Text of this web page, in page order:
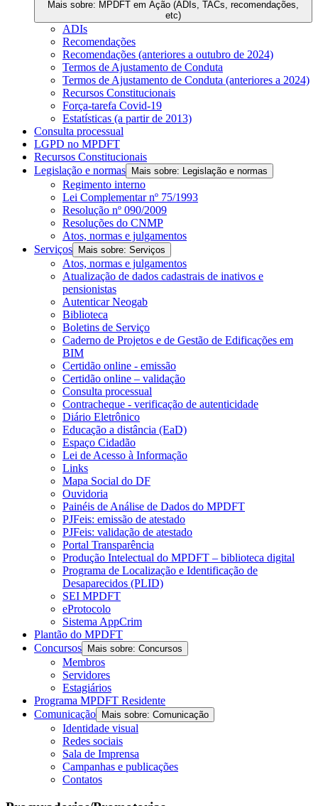
Mais sobre: MPDFT em Ação (ADIs, TACs, recomendações,
etc)
ADIs
Recomendações
Recomendações (anteriores a outubro de 2024)
Termos de Ajustamento de Conduta
Termos de Ajustamento de Conduta (anteriores a 2024)
Recursos Constitucionais
Força-tarefa Covid-19
Estatísticas (a partir de 2013)
Consulta processual
LGPD no MPDFT
Recursos Constitucionais
Legislação e normas
Mais sobre: Legislação e normas
Regimento interno
Lei Complementar nº 75/1993
Resolução nº 090/2009
Resoluções do CNMP
Atos, normas e julgamentos
Serviços
Mais sobre: Serviços
Atos, normas e julgamentos
Atualização de dados cadastrais de inativos e
pensionistas
Autenticar Neogab
Biblioteca
Boletins de Serviço
Caderno de Projetos e de Gestão de Edificações em
BIM
Certidão online - emissão
Certidão online – validação
Consulta processual
Contracheque - verificação de autenticidade
Diário Eletrônico
Educação a distância (EaD)
Espaço Cidadão
Lei de Acesso à Informação
Links
Mapa Social do DF
Ouvidoria
Painéis de Análise de Dados do MPDFT
PJFeis: emissão de atestado
PJFeis: validação de atestado
Portal Transparência
Produção Intelectual do MPDFT – biblioteca digital
Programa de Localização e Identificação de
Desaparecidos (PLID)
SEI MPDFT
eProtocolo
Sistema AppCrim
Plantão do MPDFT
Concursos
Mais sobre: Concursos
Membros
Servidores
Estagiários
Programa MPDFT Residente
Comunicação
Mais sobre: Comunicação
Identidade visual
Redes sociais
Sala de Imprensa
Campanhas e publicações
Contatos